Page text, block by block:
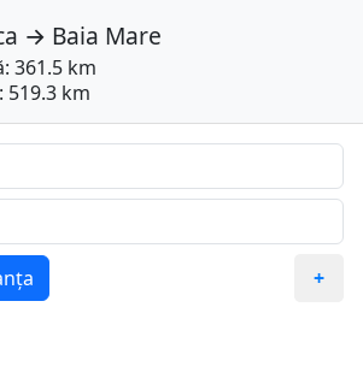
→ Baia Mare
361.5 km
km
+